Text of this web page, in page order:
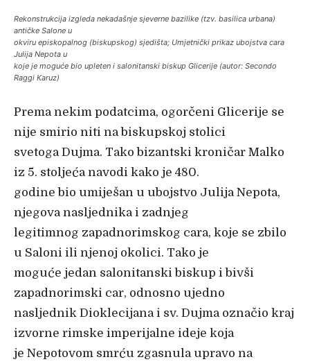
Rekonstrukcija izgleda nekadašnje sjeverne bazilike (tzv. basilica urbana)
antičke Salone u
okviru episkopalnog (biskupskog) sjedišta; Umjetnički prikaz ubojstva cara
Julija Nepota u
koje je moguće bio upleten i salonitanski biskup Glicerije (autor: Secondo
Raggi Karuz)
Prema nekim podatcima, ogorčeni Glicerije se
nije smirio niti na biskupskoj stolici
svetoga Dujma. Tako bizantski kroničar Malko
iz 5. stoljeća navodi kako je 480.
godine bio umiješan u ubojstvo Julija Nepota,
njegova nasljednika i zadnjeg
legitimnog zapadnorimskog cara, koje se zbilo
u Saloni ili njenoj okolici. Tako je
moguće jedan salonitanski biskup i bivši
zapadnorimski car, odnosno ujedno
nasljednik Dioklecijana i sv. Dujma označio kraj
izvorne rimske imperijalne ideje koja
je Nepotovom smrću zgasnula upravo na